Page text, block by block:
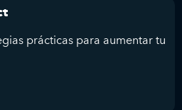
prácticas para aumentar tu